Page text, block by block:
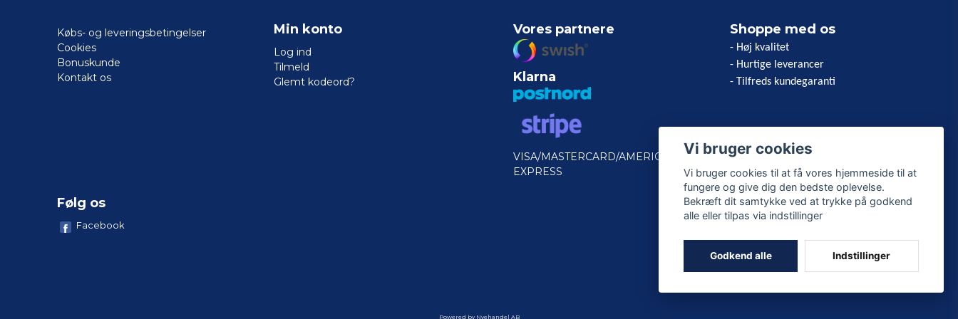
Købs- og leveringsbetingelser
Cookies
Bonuskunde
Kontakt os
Min konto
Log ind
Tilmeld
Glemt kodeord?
Vores partnere
Klarna
VISA/MASTERCARD/AMERICAN
EXPRESS
Shoppe med os
- Høj kvalitet
- Hurtige leverancer
- Tilfreds kundegaranti
Følg os
Facebook
Powered by Nyehandel AB
Vi bruger cookies
Vi bruger cookies til at få vores hjemmeside til at
fungere og give dig den bedste oplevelse.
Bekræft dit samtykke ved at trykke på godkend
alle eller tilpas via indstillinger
Godkend alle Indstillinger